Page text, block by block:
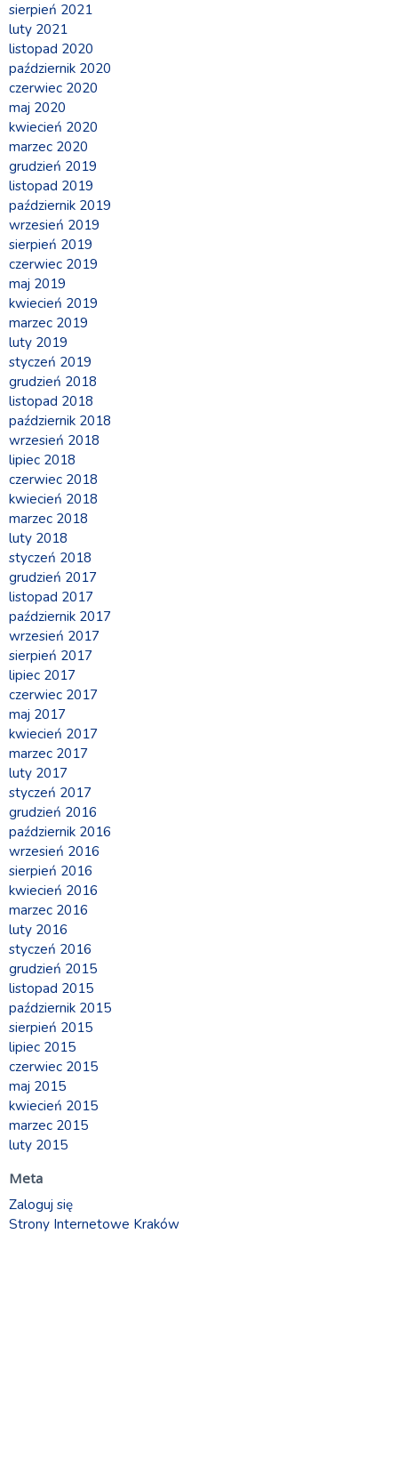
sierpień 2021
luty 2021
listopad 2020
październik 2020
czerwiec 2020
maj 2020
kwiecień 2020
marzec 2020
grudzień 2019
listopad 2019
październik 2019
wrzesień 2019
sierpień 2019
czerwiec 2019
maj 2019
kwiecień 2019
marzec 2019
luty 2019
styczeń 2019
grudzień 2018
listopad 2018
październik 2018
wrzesień 2018
lipiec 2018
czerwiec 2018
kwiecień 2018
marzec 2018
luty 2018
styczeń 2018
grudzień 2017
listopad 2017
październik 2017
wrzesień 2017
sierpień 2017
lipiec 2017
czerwiec 2017
maj 2017
kwiecień 2017
marzec 2017
luty 2017
styczeń 2017
grudzień 2016
październik 2016
wrzesień 2016
sierpień 2016
kwiecień 2016
marzec 2016
luty 2016
styczeń 2016
grudzień 2015
listopad 2015
październik 2015
sierpień 2015
lipiec 2015
czerwiec 2015
maj 2015
kwiecień 2015
marzec 2015
luty 2015
Meta
Zaloguj się
Strony Internetowe Kraków